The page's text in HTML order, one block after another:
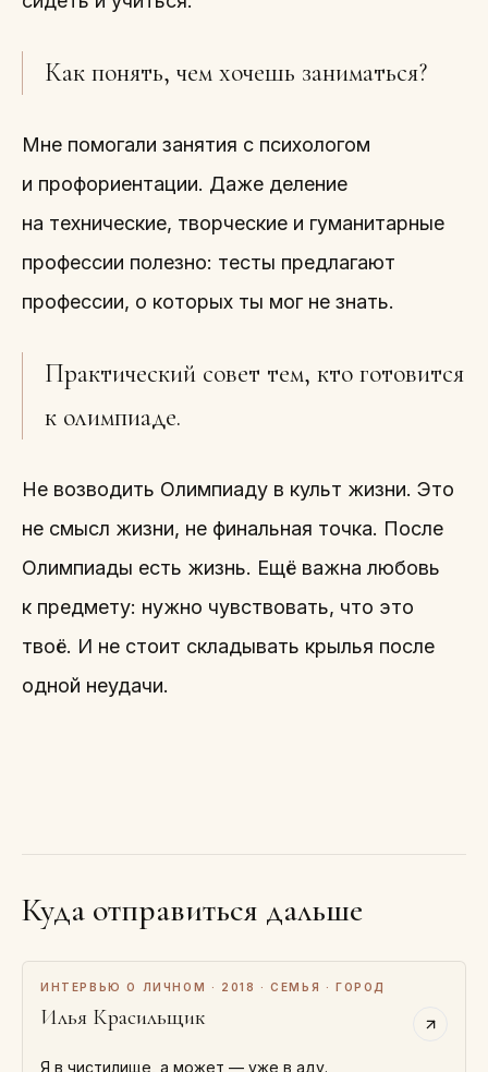
Как понять, чем хочешь заниматься?
Мне помогали занятия с психологом
и профориентации. Даже деление
на технические, творческие и гуманитарные
профессии полезно: тесты предлагают
профессии, о которых ты мог не знать.
Практический совет тем, кто готовится
к олимпиаде.
Не возводить Олимпиаду в культ жизни. Это
не смысл жизни, не финальная точка. После
Олимпиады есть жизнь. Ещё важна любовь
к предмету: нужно чувствовать, что это
твоё. И не стоит складывать крылья после
одной неудачи.
Куда отправиться дальше
ИНТЕРВЬЮ О ЛИЧНОМ · 2018 · СЕМЬЯ · ГОРОД
Илья Красильщик
Я в чистилище, а может — уже в аду.